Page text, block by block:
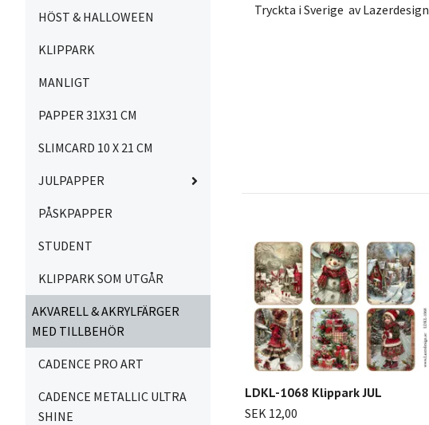
HÖST & HALLOWEEN
KLIPPARK
MANLIGT
PAPPER 31X31 CM
SLIMCARD 10 X 21 CM
JULPAPPER
PÅSKPAPPER
STUDENT
KLIPPARK SOM UTGÅR
AKVARELL & AKRYLFÄRGER
MED TILLBEHÖR
CADENCE PRO ART
CADENCE METALLIC ULTRA
SHINE
Tryckta i Sverige av Lazerdesign
LDKL-1068 Klippark JUL
SEK 12,00